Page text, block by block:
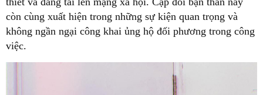
còn cùng xuất hiện trong những sự kiện quan trọng và
không ngần ngại công khai ủng hộ đối phương trong công
việc.